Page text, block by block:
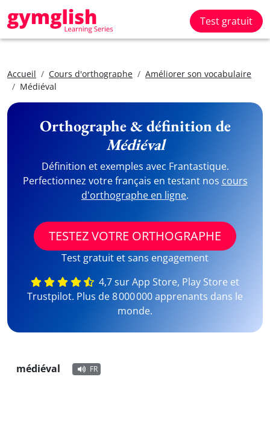
Test gratuit
Accueil Cours d'orthographe
Améliorer son vocabulaire
Médiéval
Orthographe & définition de
Médiéval
Définition et exemples avec Frantastique.
Perfectionnez votre français en testant nos cours
d'orthographe en ligne.
TESTEZ VOTRE ORTHOGRAPHE
Test gratuit et sans engagement
4,7 sur App Store, Play Store et
Trustpilot. Plus de 8 000 000 apprenants dans le
monde.
médiéval FR